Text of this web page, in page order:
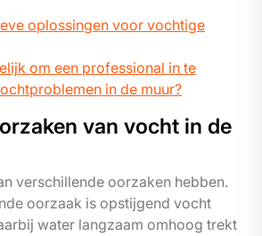
oplossingen voor vochtige
om een professional in te
in de muur?
van vocht in de
verschillende oorzaken hebben.
oorzaak is opstijgend vocht
water langzaam omhoog trekt